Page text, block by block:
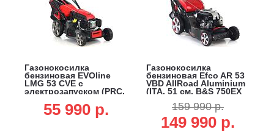
Газонокосилка
бензиновая EVOline
LMG 53 CVE с
электрозапуском (PRC,
вариатор, 4 в 1, 70 л,
сталь, 44 кг)
55 990 p.
Газонокосилка
бензиновая Efco AR 53
VBD AllRoad Aluminium
(ITA, 51 см, B&S 750EX
алюминий, вариатор,
мульчирование, 80 л,
45.5 кг)
159 990 р.
149 990 р.